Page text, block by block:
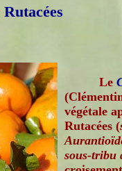
Rutacées
Le
végétale
Rutacées (
sous-tribu